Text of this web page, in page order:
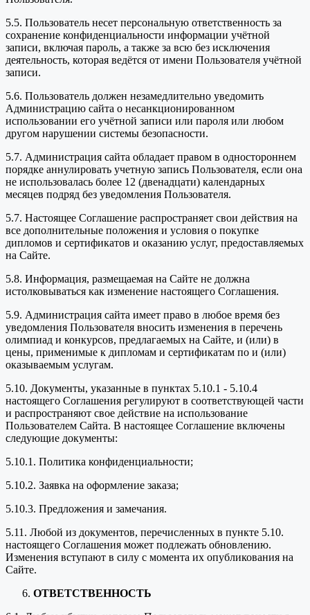
5.5. Пользователь несет персональную ответственность за
сохранение конфиденциальности информации учётной
записи, включая пароль, а также за всю без исключения
деятельность, которая ведётся от имени Пользователя учётной
записи.
5.6. Пользователь должен незамедлительно уведомить
Администрацию сайта о несанкционированном
использовании его учётной записи или пароля или любом
другом нарушении системы безопасности.
5.7. Администрация сайта обладает правом в одностороннем
порядке аннулировать учетную запись Пользователя, если она
не использовалась более 12 (двенадцати) календарных
месяцев подряд без уведомления Пользователя.
5.7. Настоящее Соглашение распространяет свои действия на
все дополнительные положения и условия о покупке
дипломов и сертификатов и оказанию услуг, предоставляемых
на Сайте.
5.8. Информация, размещаемая на Сайте не должна
истолковываться как изменение настоящего Соглашения.
5.9. Администрация сайта имеет право в любое время без
уведомления Пользователя вносить изменения в перечень
олимпиад и конкурсов, предлагаемых на Сайте, и (или) в
цены, применимые к дипломам и сертификатам по и (или)
оказываемым услугам.
5.10. Документы, указанные в пунктах 5.10.1 - 5.10.4
настоящего Соглашения регулируют в соответствующей части
и распространяют свое действие на использование
Пользователем Сайта. В настоящее Соглашение включены
следующие документы:
5.10.1. Политика конфиденциальности;
5.10.2. Заявка на оформление заказа;
5.10.3. Предложения и замечания.
5.11. Любой из документов, перечисленных в пункте 5.10.
настоящего Соглашения может подлежать обновлению.
Изменения вступают в силу с момента их опубликования на
Сайте.
ОТВЕТСТВЕННОСТЬ